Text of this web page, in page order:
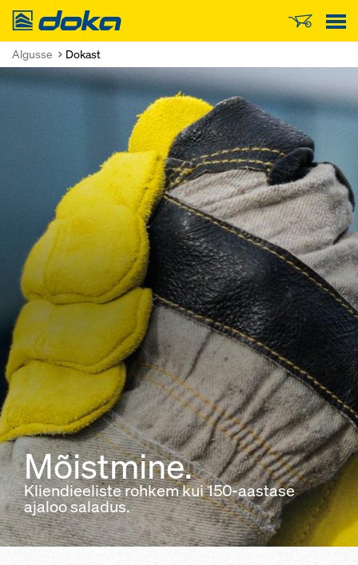
Doka
Algusse Dokast
Mõistmine.
Kliendieeliste rohkem kui 150-aastase
ajaloo saladus.